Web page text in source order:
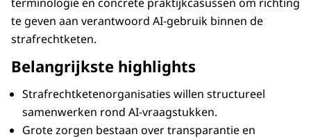
terminologie en concrete praktijkcasussen om richting
te geven aan verantwoord AI-gebruik binnen de
strafrechtketen.
Belangrijkste highlights
Strafrechtketenorganisaties willen structureel
samenwerken rond AI-vraagstukken.
Grote zorgen bestaan over transparantie en